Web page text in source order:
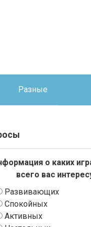
Разные
о каких
всего вас
Развивающих
Спокойных
Активных